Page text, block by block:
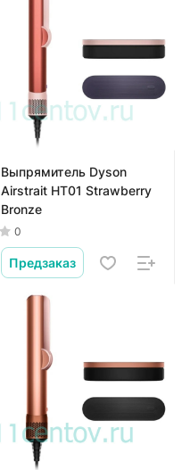
Выпрямитель Dyson
Airstrait HT01 Strawberry
Bronze
0
Предзаказ